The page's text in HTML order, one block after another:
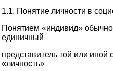
1.1. Понятие личности в
Понятием «индивид» обычно
единичный
представитель той или
«личность»